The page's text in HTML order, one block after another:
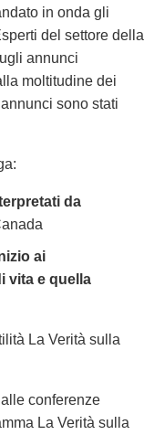
in onda gli
del settore della
annunci
moltitudine dei
sono stati
da
ai
vita e quella
La Verità sulla
conferenze
La Verità sulla